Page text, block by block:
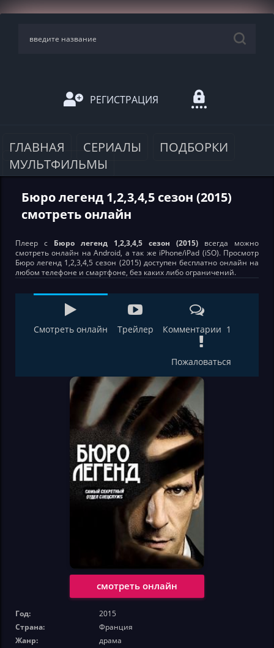
РЕГИСТРАЦИЯ
ГЛАВНАЯ СЕРИАЛЫ
ПОДБОРКИ
МУЛЬТФИЛЬМЫ
Бюро легенд 1,2,3,4,5 сезон (2015)
смотреть онлайн
Плеер с Бюро легенд 1,2,3,4,5 сезон (2015) всегда можно
смотреть онлайн на Android, а так же iPhone/iPad (iSO). Просмотр
Бюро легенд 1,2,3,4,5 сезон (2015) доступен бесплатно онлайн на
любом телефоне и смартфоне, без каких либо ограничений.
Смотреть онлайн Трейлер Комментарии 1
Пожаловаться
смотреть онлайн
Год:
2015
Страна:
Франция
Жанр:
драма